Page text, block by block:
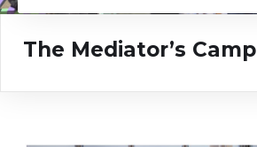
The Mediator’s Camp